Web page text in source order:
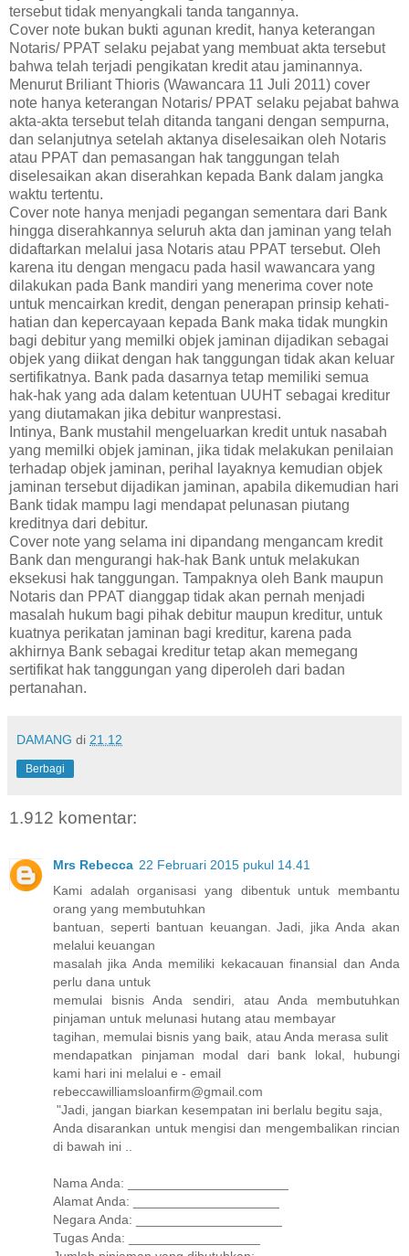
tersebut tidak menyangkali tanda tangannya.
Cover note bukan bukti agunan kredit, hanya keterangan
Notaris/ PPAT selaku pejabat yang membuat akta tersebut
bahwa telah terjadi pengikatan kredit atau jaminannya.
Menurut Briliant Thioris (Wawancara 11 Juli 2011) cover
note hanya keterangan Notaris/ PPAT selaku pejabat bahwa
akta-akta tersebut telah ditanda tangani dengan sempurna,
dan selanjutnya setelah aktanya diselesaikan oleh Notaris
atau PPAT dan pemasangan hak tanggungan telah
diselesaikan akan diserahkan kepada Bank dalam jangka
waktu tertentu.
Cover note hanya menjadi pegangan sementara dari Bank
hingga diserahkannya seluruh akta dan jaminan yang telah
didaftarkan melalui jasa Notaris atau PPAT tersebut. Oleh
karena itu dengan mengacu pada hasil wawancara yang
dilakukan pada Bank mandiri yang menerima cover note
untuk mencairkan kredit, dengan penerapan prinsip kehati-
hatian dan kepercayaan kepada Bank maka tidak mungkin
bagi debitur yang memilki objek jaminan dijadikan sebagai
objek yang diikat dengan hak tanggungan tidak akan keluar
sertifikatnya. Bank pada dasarnya tetap memiliki semua
hak-hak yang ada dalam ketentuan UUHT sebagai kreditur
yang diutamakan jika debitur wanprestasi.
Intinya, Bank mustahil mengeluarkan kredit untuk nasabah
yang memilki objek jaminan, jika tidak melakukan penilaian
terhadap objek jaminan, perihal layaknya kemudian objek
jaminan tersebut dijadikan jaminan, apabila dikemudian hari
Bank tidak mampu lagi mendapat pelunasan piutang
kreditnya dari debitur.
Cover note yang selama ini dipandang mengancam kredit
Bank dan mengurangi hak-hak Bank untuk melakukan
eksekusi hak tanggungan. Tampaknya oleh Bank maupun
Notaris dan PPAT dianggap tidak akan pernah menjadi
masalah hukum bagi pihak debitur maupun kreditur, untuk
kuatnya perikatan jaminan bagi kreditur, karena pada
akhirnya Bank sebagai kreditur tetap akan memegang
sertifikat hak tanggungan yang diperoleh dari badan
pertanahan.
DAMANG di 21.12
Berbagi
1.912 komentar:
Mrs Rebecca 22 Februari 2015 pukul 14.41
Kami adalah organisasi yang dibentuk untuk membantu
orang yang membutuhkan
bantuan, seperti bantuan keuangan. Jadi, jika Anda akan
melalui keuangan
masalah jika Anda memiliki kekacauan finansial dan Anda
perlu dana untuk
memulai bisnis Anda sendiri, atau Anda membutuhkan
pinjaman untuk melunasi hutang atau membayar
tagihan, memulai bisnis yang baik, atau Anda merasa sulit
mendapatkan pinjaman modal dari bank lokal, hubungi
kami hari ini melalui e - email
rebeccawilliamsloanfirm@gmail.com
"Jadi, jangan biarkan kesempatan ini berlalu begitu saja,
Anda disarankan untuk mengisi dan mengembalikan rincian
di bawah ini ..
Nama Anda: ______________________
Alamat Anda: ____________________
Negara Anda: ____________________
Tugas Anda: __________________